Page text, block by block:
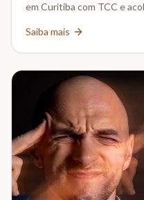
em Curitiba com TCC e
Saiba mais